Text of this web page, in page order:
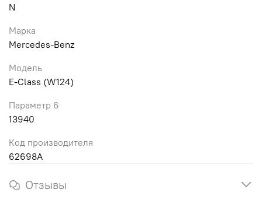
N
Марка
Mercedes-Benz
Модель
E-Class (W124)
Параметр 6
13940
Код производителя
62698A
Отзывы